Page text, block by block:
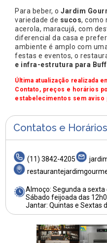
Para beber, o Jardim
variedade de sucos, como
acerola, maracujá, com
diferencial da casa e
ambiente é amplo com
festas e eventos, o
e infra-estrutura para
Última atualização realizada
Contato, preços e horários
estabelecimentos sem
Contatos e Horários
(11) 3842-4205
Almoço: Segunda a sexta
Sábado feijoada das
Jantar: Quintas e Sextas